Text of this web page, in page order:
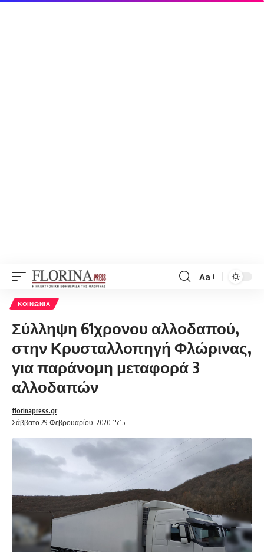
Font
Aa
ΚΟΙΝΩΝΊΑ
Σύλληψη 61χρονου αλλοδαπού,
στην Κρυσταλλοπηγή Φλώρινας,
για παράνομη μεταφορά 3
αλλοδαπών
Σάββατο 29 Φεβρουαρίου, 2020 15:15
florinapress.gr